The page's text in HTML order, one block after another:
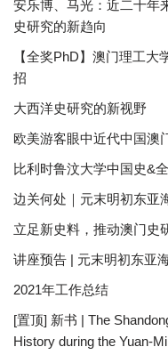
安乐博、马光：近二十年
史研究的新趋向
【全奖PhD】澳门理工
招
大西洋史研究的新视野
欧美游客眼中近代中国澳
比利时鲁汶大学中国史&
边关何处｜元末明初东亚
立足新史料，推动澳门
讲座预告 | 元末明初东亚
2021年工作总结
[置顶] 新书 | The
History during the Yuan-